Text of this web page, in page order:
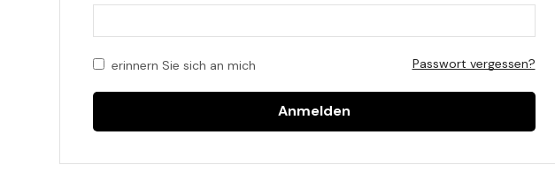
erinnern Sie sich an mich Passwort vergessen?
Anmelden